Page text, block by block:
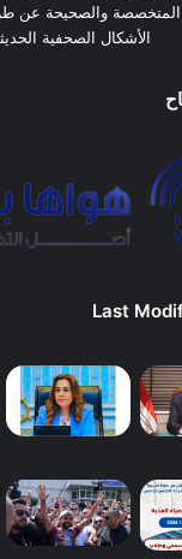
المتخصصة والصحيحة عن
الأشكال الصحفية
Last